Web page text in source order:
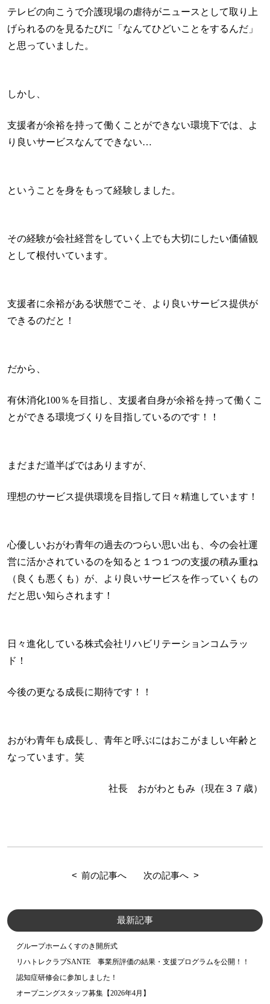
テレビの向こうで介護現場の虐待がニュースとして取り上
げられるのを見るたびに「なんてひどいことをするんだ」
と思っていました。
しかし、
支援者が余裕を持って働くことができない環境下では、よ
り良いサービスなんてできない…
ということを身をもって経験しました。
その経験が会社経営をしていく上でも大切にしたい価値観
として根付いています。
支援者に余裕がある状態でこそ、より良いサービス提供が
できるのだと！
だから、
有休消化100％を目指し、支援者自身が余裕を持って働くこ
とができる環境づくりを目指しているのです！！
まだまだ道半ばではありますが、
理想のサービス提供環境を目指して日々精進しています！
心優しいおがわ青年の過去のつらい思い出も、今の会社運
営に活かされているのを知ると１つ１つの支援の積み重ね
（良くも悪くも）が、より良いサービスを作っていくもの
だと思い知らされます！
日々進化している株式会社リハビリテーションコムラッ
ド！
今後の更なる成長に期待です！！
おがわ青年も成長し、青年と呼ぶにはおこがましい年齢と
なっています。笑
社長 おがわともみ（現在３７歳）
前の記事へ 次の記事へ
最新記事
グループホームくすのき開所式
リハトレクラブSANTE 事業所評価の結果・支援プログラムを公開！！
認知症研修会に参加しました！
オープニングスタッフ募集【2026年4月】